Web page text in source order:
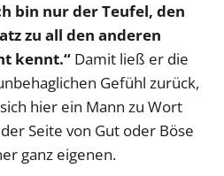
bin nur der Teufel, den
zu all den anderen
kennt.“ Damit ließ er die
Gefühl zurück,
hier ein Mann zu Wort
Seite von Gut oder Böse
ganz eigenen.